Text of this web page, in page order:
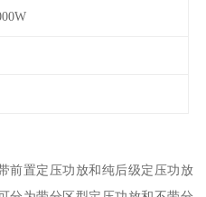
前置定压功放和纯后级定压功放